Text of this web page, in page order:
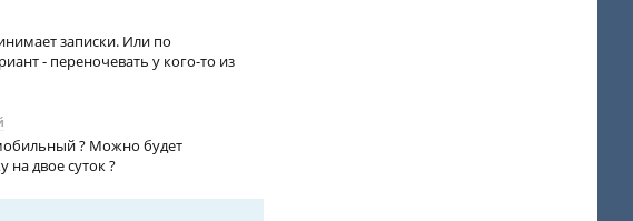
записки. Или по
- переночевать у кого-то из
? Можно будет
двое суток ?